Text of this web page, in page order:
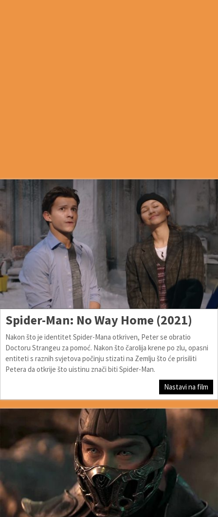
Spider-Man: No Way Home (2021)
Nakon što je identitet Spider-Mana otkriven, Peter se obratio
Doctoru Strangeu za pomoć. Nakon što čarolija krene po zlu, opasni
entiteti s raznih svjetova počinju stizati na Zemlju što će prisiliti
Petera da otkrije što uistinu znači biti Spider-Man.
Nastavi na film